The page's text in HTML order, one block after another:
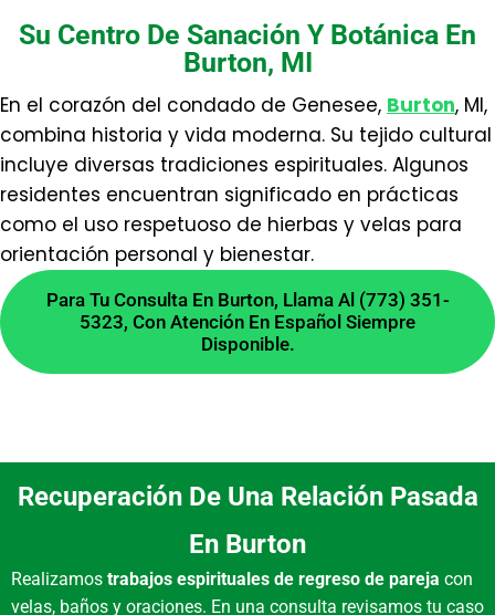
propósito, metodología y consideraciones
éticas, requiriendo una evaluación
personalizada.
¿Cuál es el tiempo de
espera para una consulta
en Burton?
Para quienes nos visitan desde Burton, MI, las
consultas suelen programarse en un plazo
breve. La disponibilidad exacta varía, por lo que
¿Cómo elijo un amuleto
personal adecuado?
La elección depende de su intención y energía
Su Centro De Sanación Y Botánica En
Burton, MI
En el corazón del condado de Genesee, Burton, MI,
combina historia y vida moderna. Su tejido cultural
incluye diversas tradiciones espirituales. Algunos
residentes encuentran significado en prácticas
como el uso respetuoso de hierbas y velas para
orientación personal y bienestar.
Para Tu Consulta En Burton, Llama Al (773) 351-
5323, Con Atención En Español Siempre
Disponible.
Recuperación De Una Relación Pasada
En Burton
Realizamos trabajos espirituales de regreso de pareja con
velas, baños y oraciones. En una consulta revisamos tu caso